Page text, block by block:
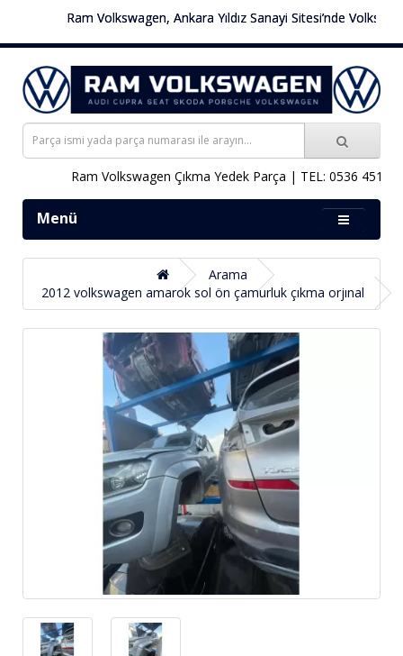
Ram Volkswagen, Ankara Yıldız Sanayi Sitesi’nde
Ram Volkswagen Çıkma Yedek Parça | TEL: 0536 451 78
Menü
Arama
2012 volkswagen amarok sol ön çamurluk çıkma orjınal